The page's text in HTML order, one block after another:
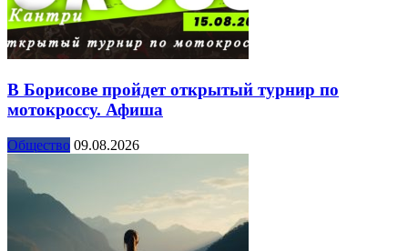
В Борисове пройдет открытый турнир по
мотокроссу. Афиша
Общество 09.08.2026